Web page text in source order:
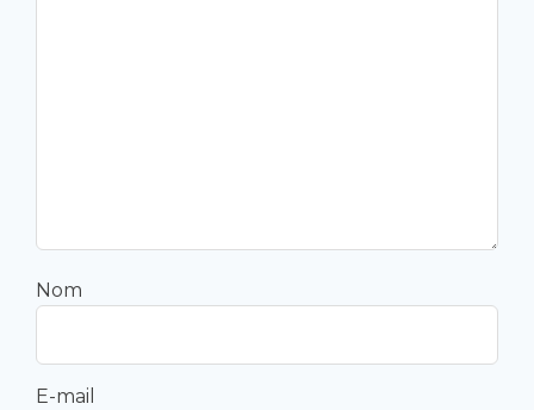
Nom
E-mail